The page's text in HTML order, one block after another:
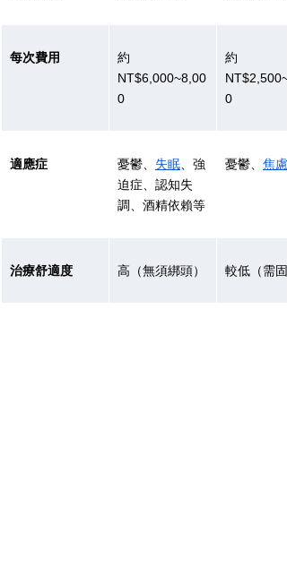
每次費用
約
NT$6,000~8,00
0
約
0
適應症 憂鬱、 失眠 、強
迫症、認知失
調、酒精依賴等
憂鬱、 焦慮
治療舒適度 高（無須綁頭） 較低（需固